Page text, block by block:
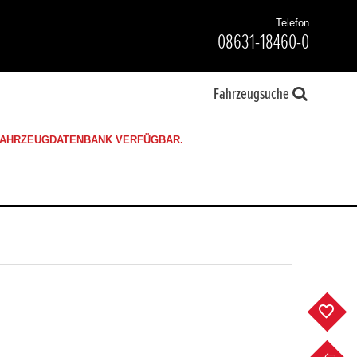
Telefon
08631-18460-0
Fahrzeugsuche
VERFÜGBAR.